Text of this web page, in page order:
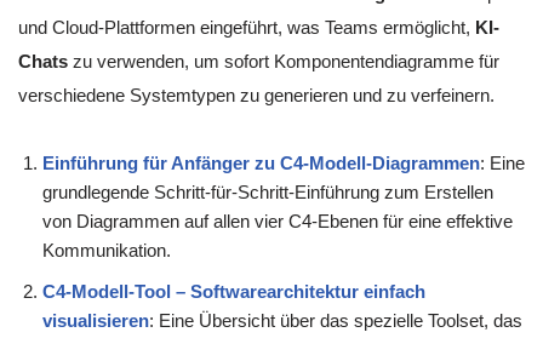
und Cloud-Plattformen eingeführt, was Teams ermöglicht, KI-
Chats zu verwenden, um sofort Komponentendiagramme für
verschiedene Systemtypen zu generieren und zu verfeinern.
Einführung für Anfänger zu C4-Modell-Diagrammen: Eine
grundlegende Schritt-für-Schritt-Einführung zum Erstellen
von Diagrammen auf allen vier C4-Ebenen für eine effektive
Kommunikation.
C4-Modell-Tool – Softwarearchitektur einfach
visualisieren: Eine Übersicht über das spezielle Toolset, das